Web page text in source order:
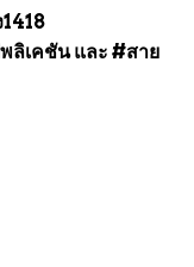
ลิเคชัน และ #สาย